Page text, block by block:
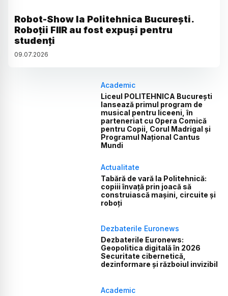
Robot-Show la Politehnica București.
Roboții FIIR au fost expuși pentru
studenți
09.07.2026
Academic
Liceul POLITEHNICA București
lansează primul program de
musical pentru liceeni, în
parteneriat cu Opera Comică
pentru Copii, Corul Madrigal și
Programul Național Cantus
Mundi
Actualitate
Tabără de vară la Politehnică:
copiii învață prin joacă să
construiască mașini, circuite și
roboți
Dezbaterile Euronews
Dezbaterile Euronews:
Geopolitica digitală în 2026
Securitate cibernetică,
dezinformare și războiul invizibil
Academic